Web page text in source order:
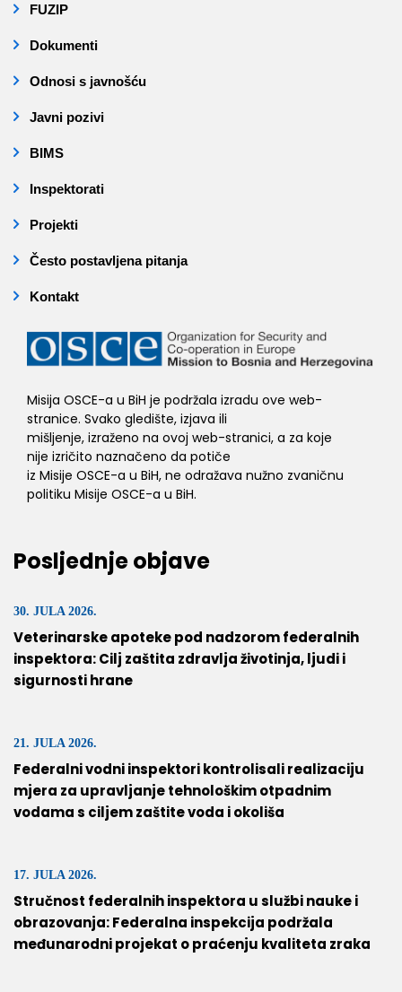
FUZIP
Dokumenti
Odnosi s javnošću
Javni pozivi
BIMS
Inspektorati
Projekti
Često postavljena pitanja
Kontakt
Misija OSCE-a u BiH je podržala izradu ove web-
stranice. Svako gledište, izjava ili
mišljenje, izraženo na ovoj web-stranici, a za koje
nije izričito naznačeno da potiče
iz Misije OSCE-a u BiH, ne odražava nužno zvaničnu
politiku Misije OSCE-a u BiH.
Posljednje objave
30. JULA 2026.
Veterinarske apoteke pod nadzorom federalnih
inspektora: Cilj zaštita zdravlja životinja, ljudi i
sigurnosti hrane
21. JULA 2026.
Federalni vodni inspektori kontrolisali realizaciju
mjera za upravljanje tehnološkim otpadnim
vodama s ciljem zaštite voda i okoliša
17. JULA 2026.
Stručnost federalnih inspektora u službi nauke i
obrazovanja: Federalna inspekcija podržala
međunarodni projekat o praćenju kvaliteta zraka